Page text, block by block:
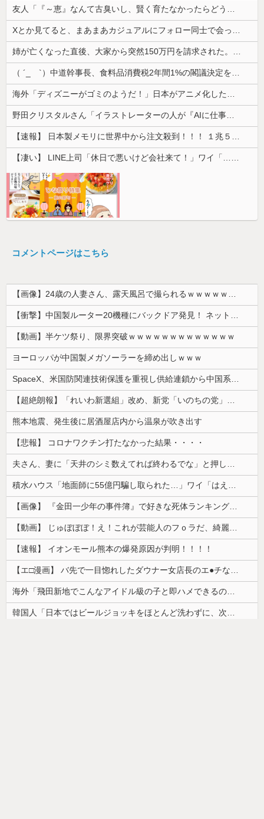
コメントページはこちら
【画像】24歳の人妻さん、露天風呂で撮られるｗｗｗｗｗｗｗｗｗｗｗｗｗｗｗｗｗ
【衝撃】中国製ルーター20機種にバックドア発見！ ネットに繋ぐだけで35秒ごとに中国のサーバーと通信
【動画】半ケツ祭り、限界突破ｗｗｗｗｗｗｗｗｗｗｗｗｗ
ヨーロッパが中国製メガソーラーを締め出しｗｗｗ
SpaceX、米国防関連技術保護を重視し供給連鎖から中国系を完全排除へ 供給業者に「中国籍人員をSpaceX向けの生産に関わらせないこと」「中国...
【超絶朗報】「れいわ新選組」改め、新党「いのちの党」爆誕！！！うおおおおおおおお
熊本地震、発生後に居酒屋店内から温泉が吹き出す
【悲報】 コロナワクチン打たなかった結果・・・・
夫さん、妻に「天井のシミ数えてれば終わるでな」と押し倒されて性行為 → 凄いことになるｗｗｗｗｗ
積水ハウス「地面師に55億円騙し取られた…」ワイ「はえーかわいそう…会社滅茶苦茶やろなぁ」→
【画像】 『金田一少年の事件簿』で好きな死体ランキング１位がこちら！
【動画】 じゅぼぼぼ！え！これが芸能人のフｏラだ、綺麗な顔とお口でこんなことしているだ 笑
【速報】 イオンモール熊本の爆発原因が判明！！！！
【エ□漫画】 バ先で一目惚れしたダウナー女店長のエ●チなサービスで給料0円…！弱点チクビ責めでイカせまくってわからせる…！
海外「飛田新地でこんなアイドル級の子と即ハメできるのかよ」⇒ 晒された無修正動画がコチラ
韓国人「日本ではビールジョッキをほとんど洗わずに、次の客に出すんだ！ これが証拠の映像だ!!」……あー、なるほどですねー。韓国には「アレ」がないんだ？